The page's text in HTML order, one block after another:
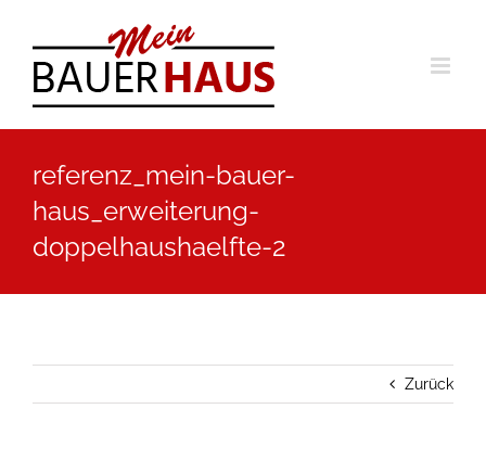
Inhalt
springen
referenz_mein-bauer-
haus_erweiterung-
doppelhaushaelfte-2
Zurück